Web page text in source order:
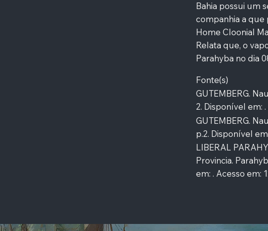
Bahia possui um
companhia a que
Home Cloonial
Relata que, o
Parahyba no dia
Fonte(s)
GUTEMBERG.
2. Disponível em: .
GUTEMBERG.
p.2. Disponível
LIBERAL
Provincia.
em: . Acesso em: